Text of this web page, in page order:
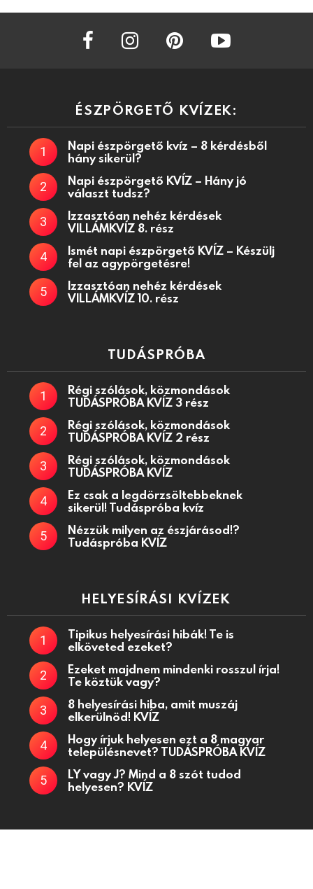
facebook instagram
ÉSZPÖRGETŐ KVÍZEK:
Napi észpörgető kvíz – 8 kérdésből
hány sikerül?
Napi észpörgető KVÍZ – Hány jó
választ tudsz?
Izzasztóan nehéz kérdések
VILLÁMKVÍZ 8. rész
Ismét napi észpörgető KVÍZ – Készülj
fel az agypörgetésre!
Izzasztóan nehéz kérdések
VILLÁMKVÍZ 10. rész
TUDÁSPRÓBA
Régi szólások, közmondások
TUDÁSPRÓBA KVÍZ 3 rész
Régi szólások, közmondások
TUDÁSPRÓBA KVÍZ 2 rész
Régi szólások, közmondások
TUDÁSPRÓBA KVÍZ
Ez csak a legdörzsöltebbeknek
sikerül! Tudáspróba kvíz
Nézzük milyen az észjárásod!?
Tudáspróba KVÍZ
HELYESÍRÁSI KVÍZEK
Tipikus helyesírási hibák! Te is
elköveted ezeket?
Ezeket majdnem mindenki rosszul írja!
Te köztük vagy?
8 helyesírási hiba, amit muszáj
elkerülnöd! KVÍZ
Hogy írjuk helyesen ezt a 8 magyar
településnevet? TUDÁSPRÓBA KVÍZ
LY vagy J? Mind a 8 szót tudod
helyesen? KVÍZ